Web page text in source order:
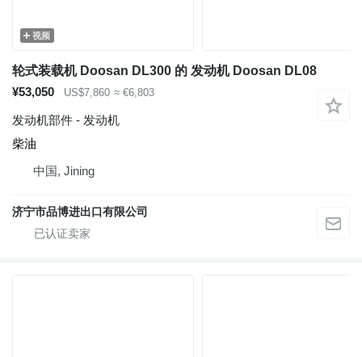
视频
轮式装载机 Doosan DL300 的 发动机 Doosan DL08
¥53,050
US$7,860 ≈ €6,803
发动机部件 - 发动机
柴油
中国, Jining
济宁市品博进出口有限公司